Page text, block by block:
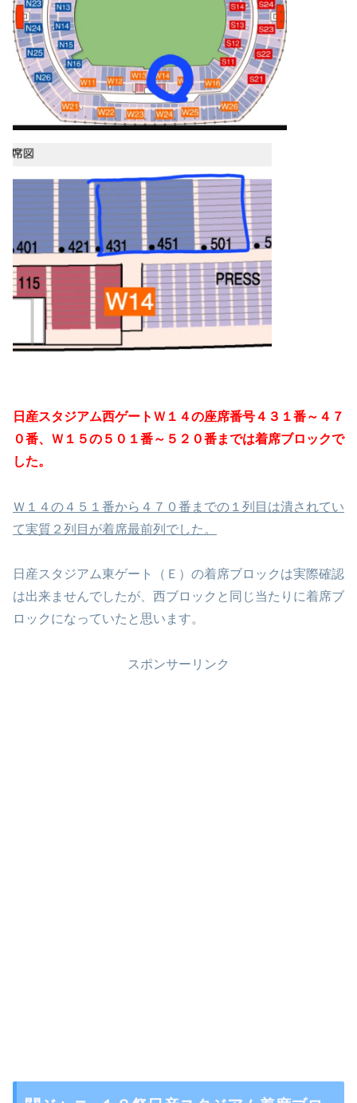
日産スタジアム西ゲートＷ１４の座席番号４３１番～４７
０番、Ｗ１５の５０１番～５２０番までは着席ブロックで
した。
Ｗ１４の４５１番から４７０番までの１列目は潰されてい
て実質２列目が着席最前列でした。
日産スタジアム東ゲート（Ｅ）の着席ブロックは実際確認
は出来ませんでしたが、西ブロックと同じ当たりに着席ブ
ロックになっていたと思います。
スポンサーリンク